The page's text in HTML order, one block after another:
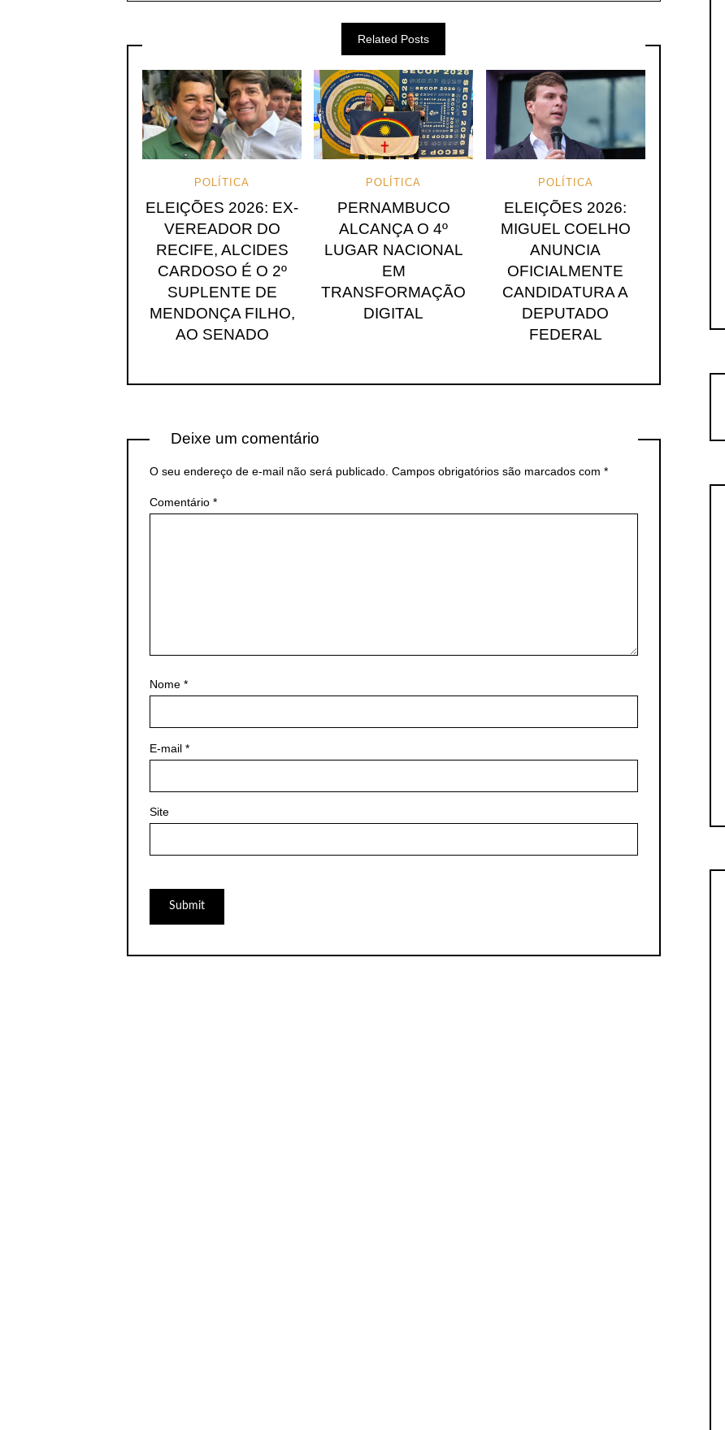
Related Posts
POLÍTICA
ELEIÇÕES 2026: EX-
VEREADOR DO
RECIFE, ALCIDES
CARDOSO É O 2º
SUPLENTE DE
MENDONÇA FILHO,
AO SENADO
POLÍTICA
PERNAMBUCO
ALCANÇA O 4º
LUGAR NACIONAL
EM
TRANSFORMAÇÃO
DIGITAL
POLÍTICA
ELEIÇÕES 2026:
MIGUEL COELHO
ANUNCIA
OFICIALMENTE
CANDIDATURA A
DEPUTADO
FEDERAL
Deixe um comentário
O seu endereço de e-mail não será publicado. Campos obrigatórios são marcados com *
Comentário *
Nome *
E-mail *
Site